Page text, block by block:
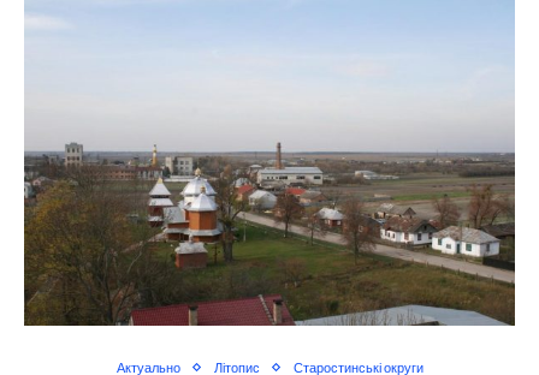
Актуально Літопис Старостинські округи